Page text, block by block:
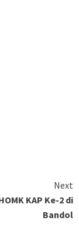
Next
KAP Ke-2 di
Bandol